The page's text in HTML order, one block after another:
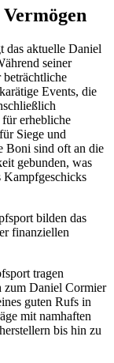
das aktuelle Daniel
seiner
Events, die
erhebliche
Siege und
Boni sind oft an die
gebunden, was
Kampfgeschicks
bilden das
finanziellen
tragen
zum Daniel Cormier
guten Rufs in
mit namhaften
bis hin zu